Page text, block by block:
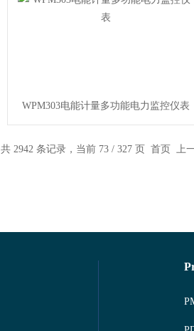
WPM303电能计量多功能电力监控仪表
共 2942 条记录，当前 73 / 327 页 首页 上